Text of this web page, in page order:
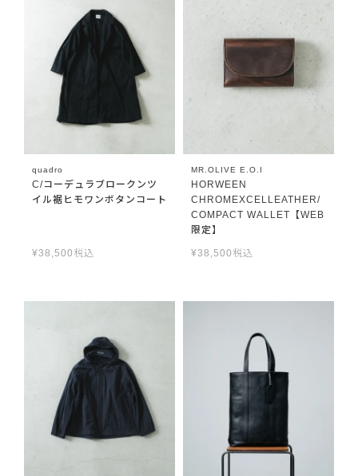
quadro
C/コーデュラブロークンツ
イル裾ヒモワンボタンコート
¥38,500 税込
MR.OLIVE E.O.I
HORWEEN
CHROMEXCELLEATHER/
COMPACT WALLET【WEB
限定】
¥38,500 税込